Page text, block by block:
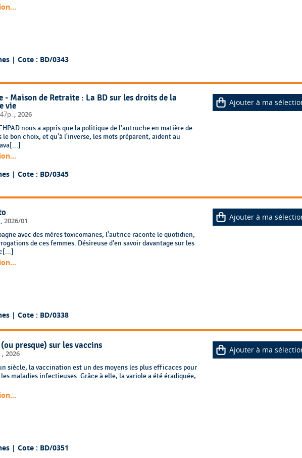
| Cote : BD/0343
- Maison de Retraite : La BD sur les droits de la
vie
2026
nous a appris que la politique de l'autruche en matière de
bon choix, et qu'à l'inverse, les mots préparent, aident au
Ajouter à ma
| Cote : BD/0345
2026/01
avec des mères toxicomanes, l'autrice raconte le quotidien,
de ces femmes. Désireuse d'en savoir davantage sur les
Ajouter à ma
| Cote : BD/0338
presque) sur les vaccins
2026
siècle, la vaccination est un des moyens les plus efficaces pour
maladies infectieuses. Grâce à elle, la variole a été éradiquée,
Ajouter à ma
| Cote : BD/0351